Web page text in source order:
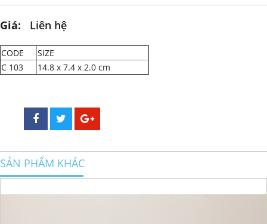
Giá: Liên hệ
CODE
SIZE
C 103
14.8 x 7.4 x 2.0 cm
SẢN PHẨM KHÁC